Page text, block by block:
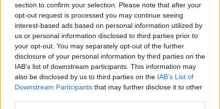
section to confirm your selection. Please note that after your
opt-out request is processed you may continue seeing
interest-based ads based on personal information utilized by
us or personal information disclosed to third parties prior to
your opt-out. You may separately opt-out of the further
disclosure of your personal information by third parties on the
IAB’s list of downstream participants. This information may
also be disclosed by us to third parties on the IAB’s List of
Downstream Participants that may further disclose it to other
Της Eurohoops Team/info@eurohoops.net